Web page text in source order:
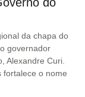
da chapa do
governador
Alexandre Curi.
fortalece o nome